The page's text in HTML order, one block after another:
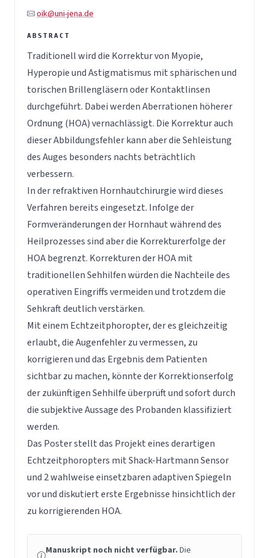
oik@uni-jena.de
Traditionell wird die Korrektur von Myopie,
Hyperopie und Astigmatismus mit sphärischen und
torischen Brillengläsern oder Kontaktlinsen
durchgeführt. Dabei werden Aberrationen höherer
Ordnung (HOA) vernachlässigt. Die Korrektur auch
dieser Abbildungsfehler kann aber die Sehleistung
des Auges besonders nachts beträchtlich
verbessern.
In der refraktiven Hornhautchirurgie wird dieses
Verfahren bereits eingesetzt. Infolge der
Formveränderungen der Hornhaut während des
Heilprozesses sind aber die Korrekturerfolge der
HOA begrenzt. Korrekturen der HOA mit
traditionellen Sehhilfen würden die Nachteile des
operativen Eingriffs vermeiden und trotzdem die
Sehkraft deutlich verstärken.
Mit einem Echtzeitphoropter, der es gleichzeitig
erlaubt, die Augenfehler zu vermessen, zu
korrigieren und das Ergebnis dem Patienten
sichtbar zu machen, könnte der Korrektionserfolg
der zukünftigen Sehhilfe überprüft und sofort durch
die subjektive Aussage des Probanden klassifiziert
werden.
Das Poster stellt das Projekt eines derartigen
Echtzeitphoropters mit Shack-Hartmann Sensor
und 2 wahlweise einsetzbaren adaptiven Spiegeln
vor und diskutiert erste Ergebnisse hinsichtlich der
zu korrigierenden HOA.
Manuskript noch nicht verfügbar. Die